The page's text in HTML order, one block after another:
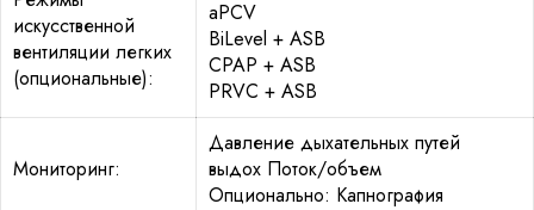
искусственной
вентиляции легких
(опциональные):
aPCV
BiLevel + ASB
CPAP + ASB
PRVC + ASB
Мониторинг:
Давление дыхательных путей
выдох Поток/объем
Опционально: Капнография